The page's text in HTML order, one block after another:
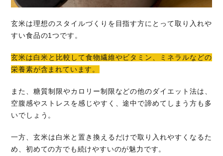
玄米は理想のスタイルづくりを目指す方にとって取り入れや
すい食品の1つです。
玄米は白米と比較して食物繊維やビタミン、ミネラルなどの
栄養素が含まれています。
また、糖質制限やカロリー制限などの他のダイエット法は、
空腹感やストレスを感じやすく、途中で諦めてしまう方も多
いでしょう。
一方、玄米は白米と置き換えるだけで取り入れやすくなるた
め、初めての方でも続けやすいのが魅力です。